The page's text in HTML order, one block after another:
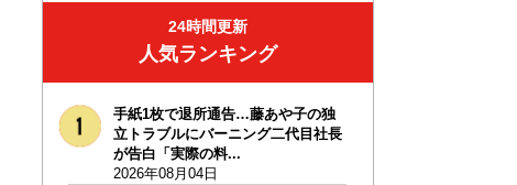
24時間更新
人気ランキング
手紙1枚で退所通告…藤あや子の独
立トラブルにバーニング二代目社長
が告白「実際の料...
2026年08月04日